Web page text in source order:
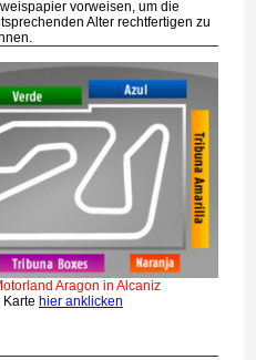
vorweisen, um die
Alter rechtfertigen zu
Aragon in Alcaniz
Karte hier anklicken